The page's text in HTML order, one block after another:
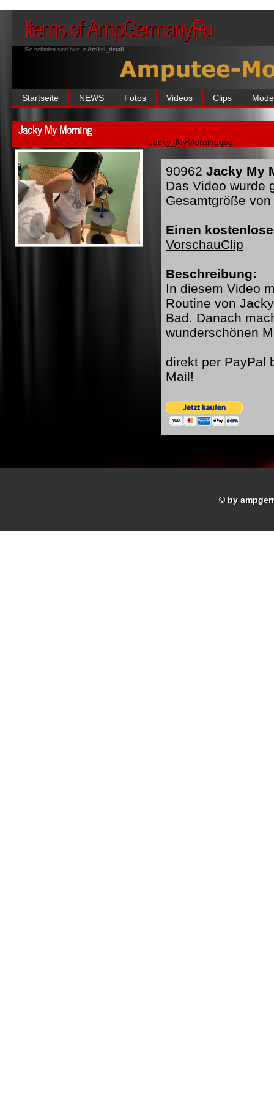
Items of AmpGermanyRu
Sie befinden sind hier: > Artikel_detail
Startseite NEWS Fotos Videos Clips
Jacky My Morning
Jacky_MyMorning.jpg
90962 Jacky My
Das Video wurde
Gesamtgröße
Einen
VorschauClip
Beschreibung:
In diesem Video
Routine von
Bad. Danach
wunderschönen
direkt per PayPal
Mail!
© by